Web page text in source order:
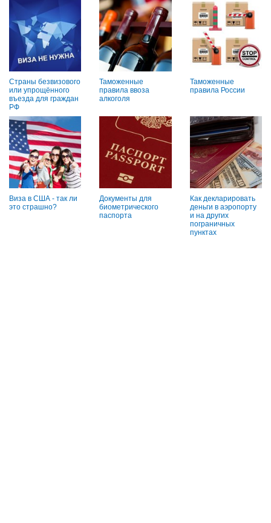
Страны безвизового
или упрощённого
въезда для граждан
РФ
Таможенные
правила ввоза
алкоголя
Таможенные
правила России
Виза в США - так ли
это страшно?
Документы для
биометрического
паспорта
Как декларировать
деньги в аэропорту
и на других
пограничных
пунктах